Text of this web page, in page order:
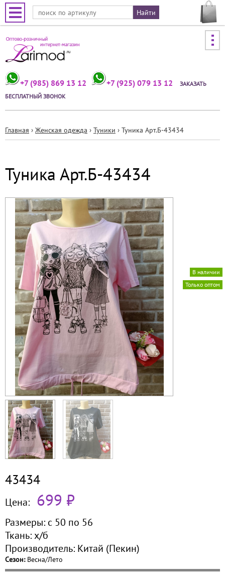
Jump to navigation
+7 (985) 869 13 12 +7 (925) 079 13 12
ЗАКАЗАТЬ
БЕСПЛАТНЫЙ ЗВОНОК
здесь
Главная › Женская одежда › Туники › Туника Арт.Б-43434
Туника Арт.Б-43434
Только оптом
В наличии
43434
Цена: 699 ₽
Размеры: с 50 по 56
Ткань:х/б
Производитель: Китай (Пекин)
Сезон: Весна/Лето